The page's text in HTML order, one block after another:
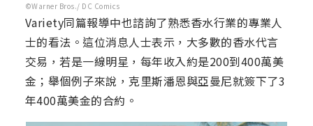
©Warner Bros./ DC Comics
Variety同篇報導中也諮詢了熟悉香水行業的專業人
士的看法。這位消息人士表示，大多數的香水代言
交易，若是一線明星，每年收入約是200到400萬美
金；舉個例子來說，克里斯潘恩與亞曼尼就簽下了3
年400萬美金的合約。